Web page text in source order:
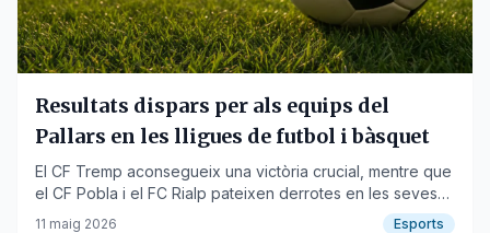
Resultats dispars per als equips del
Pallars en les lligues de futbol i bàsquet
El CF Tremp aconsegueix una victòria crucial, mentre que
el CF Pobla i el FC Rialp pateixen derrotes en les seves
respectives categories.
11 maig 2026 Esports